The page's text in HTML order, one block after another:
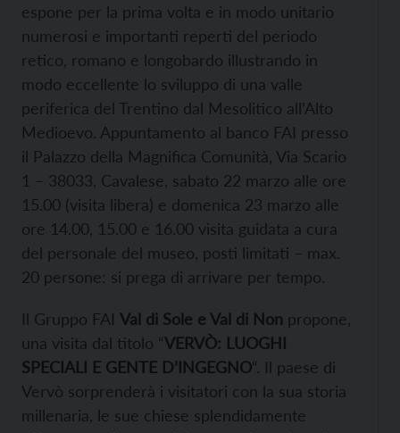
espone per la prima volta e in modo unitario
numerosi e importanti reperti del periodo
retico, romano e longobardo illustrando in
modo eccellente lo sviluppo di una valle
periferica del Trentino dal Mesolitico all’Alto
Medioevo. Appuntamento al banco FAI presso
il Palazzo della Magnifica Comunità, Via Scario
1 – 38033, Cavalese, sabato 22 marzo alle ore
15.00 (visita libera) e domenica 23 marzo alle
ore 14.00, 15.00 e 16.00 visita guidata a cura
del personale del museo, posti limitati – max.
20 persone: si prega di arrivare per tempo.
Il Gruppo FAI Val di Sole e Val di Non propone,
una visita dal titolo “VERVÒ: LUOGHI
SPECIALI E GENTE D’INGEGNO“. Il paese di
Vervò sorprenderà i visitatori con la sua storia
millenaria, le sue chiese splendidamente